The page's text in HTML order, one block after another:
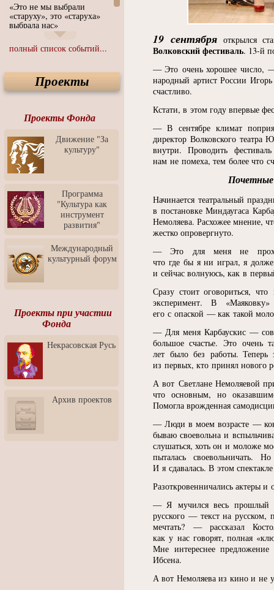
«Это не мы выбрали
«старуху», это «старуха»
выбрала нас»
Иммерсивный спектакль
"Язык чистого полета
Спектакль "Крик" в Музее
Современного Искусства
современного искусства от
Медиа-школа "ФОКУС"
Моноспектакль
"Вертинский. Исповедь
Барона"
"Притяжение" в центре
ЛЕКСУС - ЯРОСЛАВЛЬ
Презентация выставки
Зураба Церетели
Пресс-конференция к
открытию выставки Зураба
Церетели
Фестиваль уличной
Отчётный концерт детского
театра танца "Задоринка"
Профессионалов - Эпизод
3: Обусловленности
человека и их влияние на
карьеру
скульптором Дмитрием
Тугариновым
АртБульвар в День города
полный список событий...
Проекты
Проекты Фонда
Движение "За
культуру"
Программа
"Культура как
инструмент
развития"
Международный
культурный форум
Проекты при участии
Фонда
Некрасовская Русь
Архив проектов
19 сентябряоткрылся
Волковский фестиваль. 13-й
— Это очень хорошее число,
народный артист России
счастливо.
Кстати, в этом году впервые
— В сентябре климат
директор Волковского
внутри. Проводить
нам не помеха, тем более что
Начинается театральный
в постановке Миндаугаса
Немоляева. Расхожее мнение,
жестко опровергнуто.
— Это для меня не
что где бы я ни играл, я
и сейчас волнуюсь, как в
Сразу стоит оговориться,
эксперимент. В
«
его с опаской — как такой
— Для меня Карбаускис —
большое счастье. Это очень
лет было без работы.
из первых, кто принял нового
А вот Светлане Немоляевой
что основным, но
Помогла врожденная
— Люди в моем возрасте —
бываю своевольна и
слушаться, хоть он и моложе
пыталась своевольничать.
И я сдавалась. В этом
Разоткровенничались актеры
— Я мучился весь прошлый
русского — текст на
мечтать? — рассказал
как у нас говорят, полная «
Мне интереснее предложение
Ибсена.
А вот Немоляева из кино и не